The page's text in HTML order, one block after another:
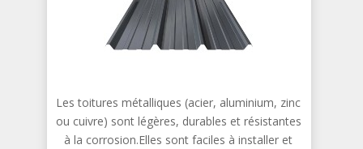
Les toitures métalliques (acier, aluminium, zinc
ou cuivre) sont légères, durables et résistantes
à la corrosion.Elles sont faciles à installer et